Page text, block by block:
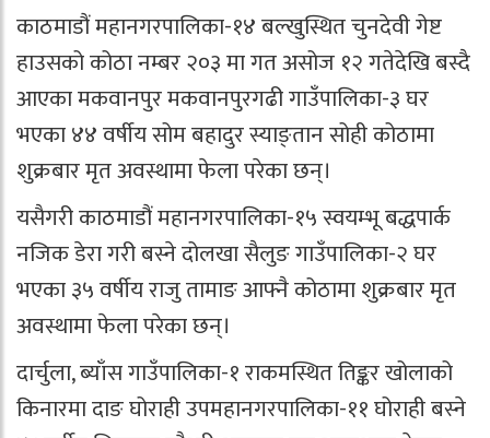
काठमाडौं महानगरपालिका-१४ बल्खुस्थित चुनदेवी गेष्ट
हाउसको कोठा नम्बर २०३ मा गत असोज १२ गतेदेखि बस्दै
आएका मकवानपुर मकवानपुरगढी गाउँपालिका-३ घर
भएका ४४ वर्षीय सोम बहादुर स्याङ्तान सोही कोठामा
शुक्रबार मृत अवस्थामा फेला परेका छन्।
यसैगरी काठमाडौं महानगरपालिका-१५ स्वयम्भू बद्धपार्क
नजिक डेरा गरी बस्ने दोलखा सैलुङ गाउँपालिका-२ घर
भएका ३५ वर्षीय राजु तामाङ आफ्नै कोठामा शुक्रबार मृत
अवस्थामा फेला परेका छन्।
दार्चुला, ब्याँस गाउँपालिका-१ राकमस्थित तिङ्कर खोलाको
किनारमा दाङ घोराही उपमहानगरपालिका-११ घोराही बस्ने